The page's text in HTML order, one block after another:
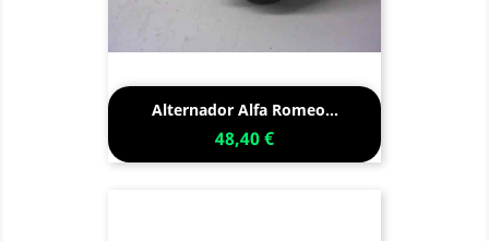
Alternador Alfa Romeo...
48,40 €